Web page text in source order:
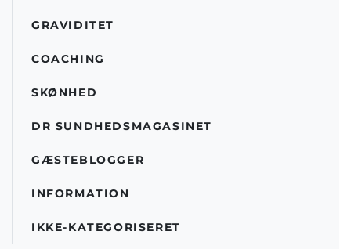
GRAVIDITET
COACHING
SKØNHED
DR SUNDHEDSMAGASINET
GÆSTEBLOGGER
INFORMATION
IKKE-KATEGORISERET